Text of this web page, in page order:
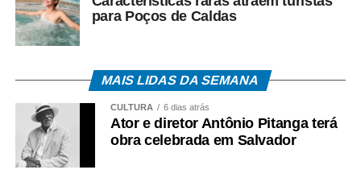
para Poços de Caldas
MAIS LIDAS DA SEMANA
CULTURA 6 dias atrás
Ator e diretor Antônio Pitanga terá
obra celebrada em Salvador